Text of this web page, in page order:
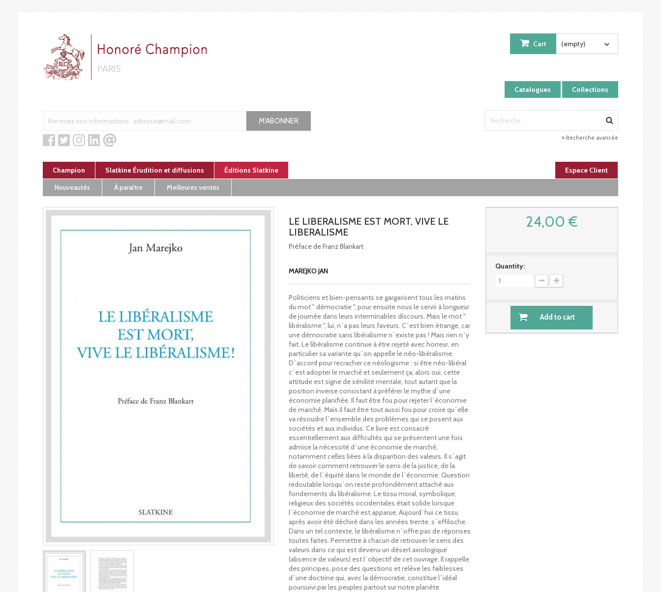
Catalogues Collections
Cart (empty)
M'ABONNER
Recherche avancée
Champion Slatkine Érudition et diffusions Éditions Slatkine
Espace Client
Nouveautés
À paraître Meilleures ventes
LE LIBERALISME EST MORT, VIVE LE
LIBERALISME
Préface de Franz Blankart
MAREJKO JAN
Politiciens et bien-pensants se gargarisent tous les matins
du mot " démocratie ", pour ensuite nous le servir à longueur
de journée dans leurs interminables discours. Mais le mot "
libéralisme ", lui, n`a pas leurs faveurs. C`est bien étrange, car
une démocratie sans libéralisme n`existe pas ! Mais rien n`y
fait. Le libéralisme continue à être rejeté avec horreur, en
particulier sa variante qu`on appelle le néo-libéralisme.
D`accord pour recracher ce néologisme : si être néo-libéral
c`est adopter le marché et seulement ça, alors oui, cette
attitude est signe de sénilité mentale, tout autant que la
position inverse consistant à préférer le mythe d`une
économie planifiée. Il faut être fou pour rejeter l`économie
de marché. Mais il faut être tout aussi fou pour croire qu`elle
va résoudre l`ensemble des problèmes qui se posent aux
sociétés et aux individus. Ce livre est consacré
essentiellement aux difficultés qui se présentent une fois
admise la nécessité d`une économie de marché,
notamment celles liées à la disparition des valeurs. Il s`agit
de savoir comment retrouver le sens de la justice, de la
liberté, de l`équité dans le monde de l`économie. Question
redoutable lorsqu`on reste profondément attaché aux
fondements du libéralisme. Le tissu moral, symbolique,
religieux des sociétés occidentales était solide lorsque
l`économie de marché est apparue. Aujourd`hui ce tissu,
après avoir été déchiré dans les années trente, s`effiloche.
Dans un tel contexte, le libéralisme n`offre pas de réponses
toutes faites. Permettre à chacun de retrouver le sens des
valeurs dans ce qui est devenu un désert axiologique
(absence de valeurs) est l`objectif de cet ouvrage. Il rappelle
des principes, pose des questions et relève les faiblesses
d`une doctrine qui, avec la démocratie, constitue l`idéal
poursuivi par les peuples partout sur notre planète.
24,00 €
Quantity:
Add to cart